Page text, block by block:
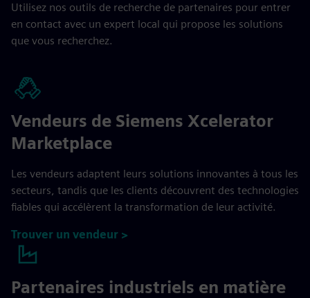
Utilisez nos outils de recherche de partenaires pour entrer
en contact avec un expert local qui propose les solutions
que vous recherchez.
Vendeurs de Siemens Xcelerator
Marketplace
Les vendeurs adaptent leurs solutions innovantes à tous les
secteurs, tandis que les clients découvrent des technologies
fiables qui accélèrent la transformation de leur activité.
Trouver un vendeur >
Partenaires industriels en matière